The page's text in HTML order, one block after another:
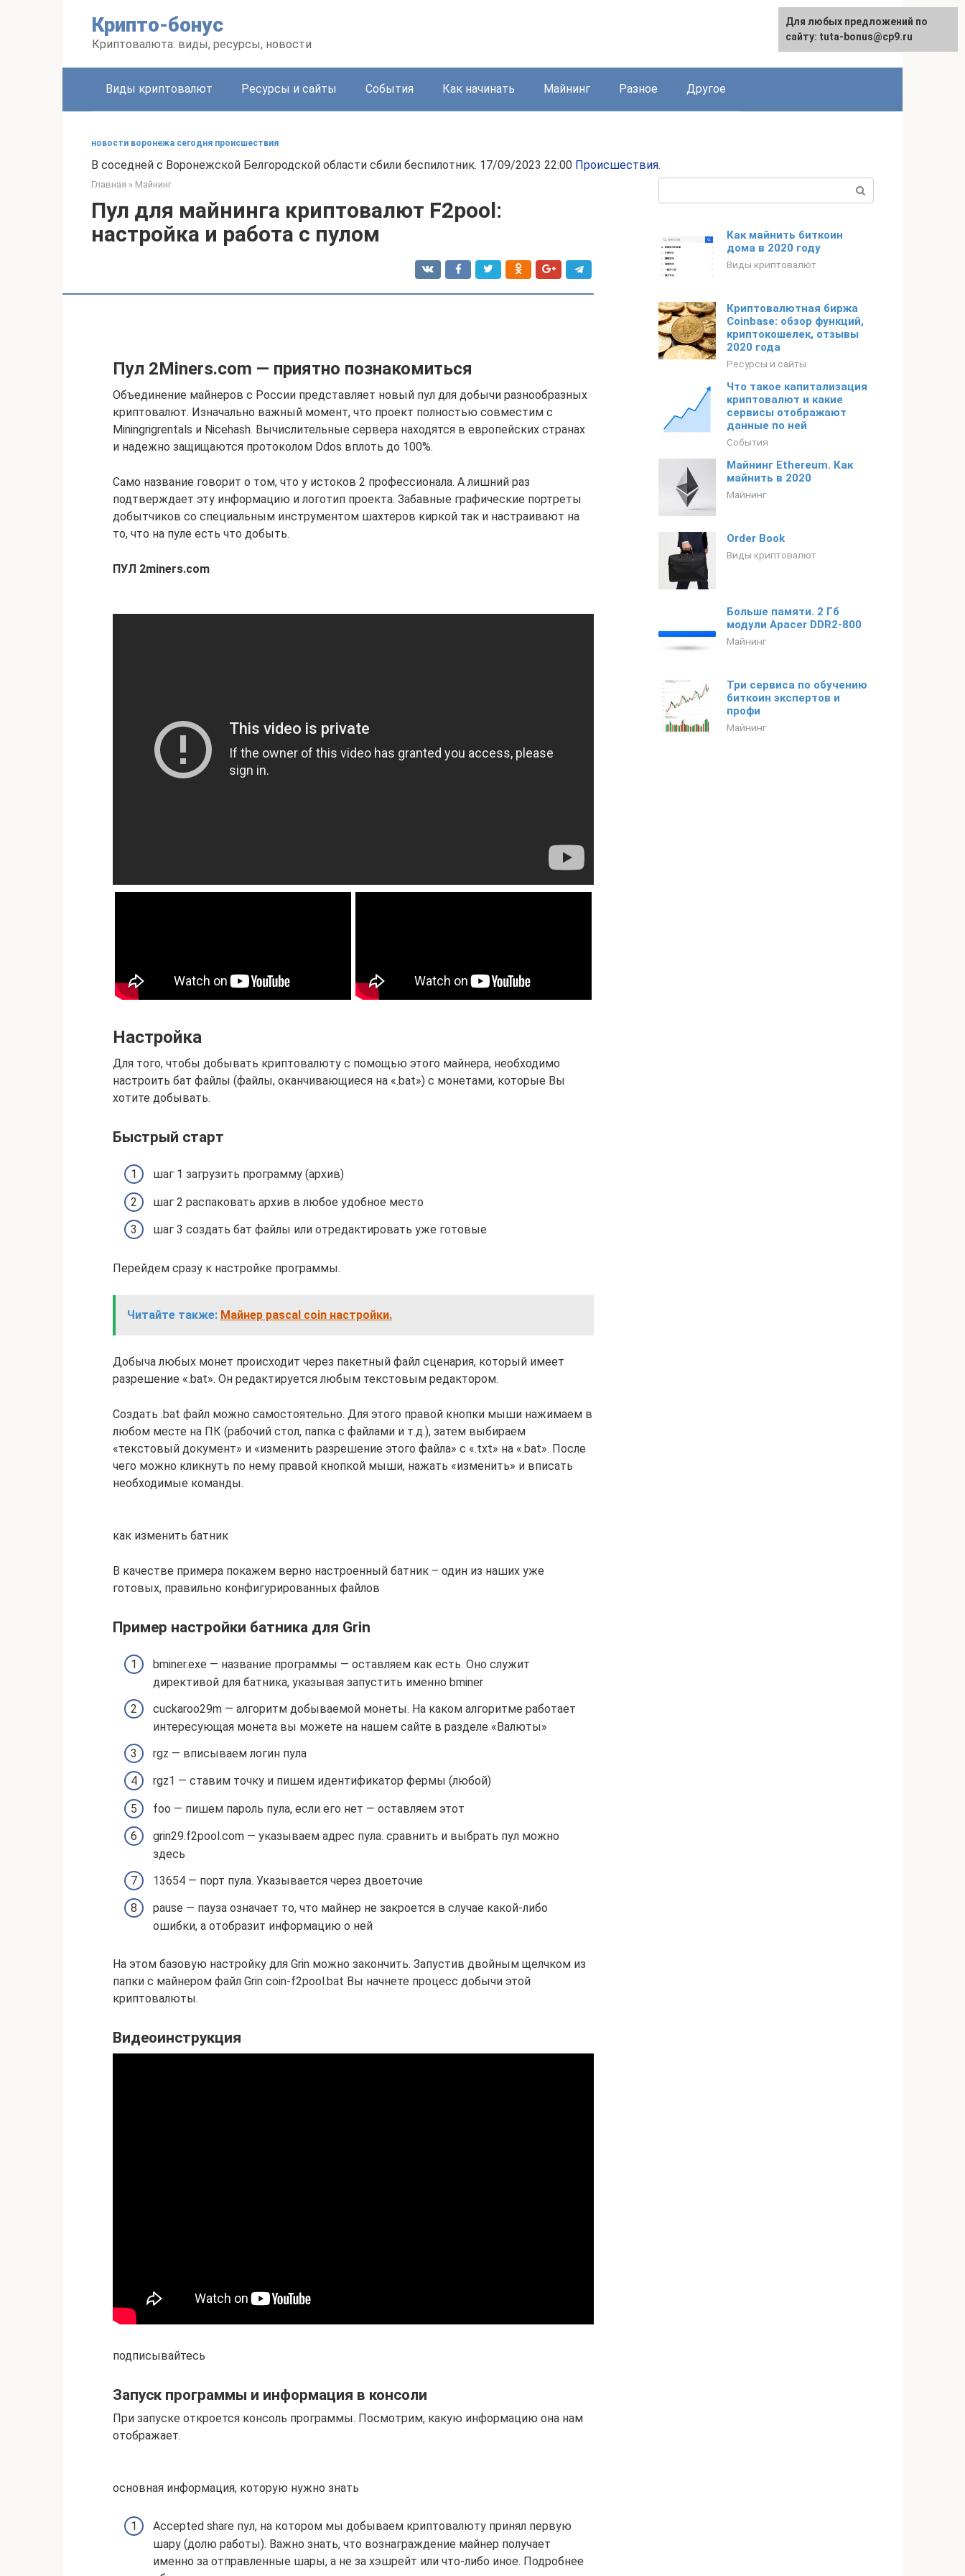
Крипто-бонус
Криптовалюта: виды, ресурсы, новости
Виды криптовалют Ресурсы и сайты События Как начинать Майнинг Разное Другое
новости воронежа сегодня происшествия
В соседней с Воронежской Белгородской области сбили беспилотник. 17/09/2023 22:00 Происшествия.
Главная » Майнинг
Пул для майнинга криптовалют F2pool:
настройка и работа с пулом
Пул 2Miners.com — приятно познакомиться
Объединение майнеров с России представляет новый пул для добычи разнообразных
криптовалют. Изначально важный момент, что проект полностью совместим с
Miningrigrentals и Nicehash. Вычислительные сервера находятся в европейских странах
и надежно защищаются протоколом Ddos вплоть до 100%.
Само название говорит о том, что у истоков 2 профессионала. А лишний раз
подтверждает эту информацию и логотип проекта. Забавные графические портреты
добытчиков со специальным инструментом шахтеров киркой так и настраивают на
то, что на пуле есть что добыть.
ПУЛ 2miners.com
Настройка
Для того, чтобы добывать криптовалюту с помощью этого майнера, необходимо
настроить бат файлы (файлы, оканчивающиеся на «.bat») с монетами, которые Вы
хотите добывать.
Быстрый старт
шаг 1 загрузить программу (архив)
шаг 2 распаковать архив в любое удобное место
шаг 3 создать бат файлы или отредактировать уже готовые
Перейдем сразу к настройке программы.
Читайте также: Майнер pascal coin настройки.
Добыча любых монет происходит через пакетный файл сценария, который имеет
разрешение «.bat». Он редактируется любым текстовым редактором.
Создать .bat файл можно самостоятельно. Для этого правой кнопки мыши нажимаем в
любом месте на ПК (рабочий стол, папка с файлами и т.д.), затем выбираем
«текстовый документ» и «изменить разрешение этого файла» с «.txt» на «.bat». После
чего можно кликнуть по нему правой кнопкой мыши, нажать «изменить» и вписать
необходимые команды.
как изменить батник
В качестве примера покажем верно настроенный батник – один из наших уже
готовых, правильно конфигурированных файлов
Пример настройки батника для Grin
bminer.exe — название программы — оставляем как есть. Оно служит
директивой для батника, указывая запустить именно bminer
cuckaroo29m — алгоритм добываемой монеты. На каком алгоритме работает
интересующая монета вы можете на нашем сайте в разделе «Валюты»
rgz — вписываем логин пула
rgz1 — ставим точку и пишем идентификатор фермы (любой)
foo — пишем пароль пула, если его нет — оставляем этот
grin29.f2pool.com — указываем адрес пула. сравнить и выбрать пул можно
здесь
13654 — порт пула. Указывается через двоеточие
pause — пауза означает то, что майнер не закроется в случае какой-либо
ошибки, а отобразит информацию о ней
На этом базовую настройку для Grin можно закончить. Запустив двойным щелчком из
папки с майнером файл Grin coin-f2pool.bat Вы начнете процесс добычи этой
криптовалюты.
Видеоинструкция
подписывайтесь
Запуск программы и информация в консоли
При запуске откроется консоль программы. Посмотрим, какую информацию она нам
отображает.
основная информация, которую нужно знать
Accepted share пул, на котором мы добываем криптовалюту принял первую
шару (долю работы). Важно знать, что вознаграждение майнер получает
именно за отправленные шары, а не за хэшрейт или что-либо иное. Подробнее
Как майнить биткоин
дома в 2020 году
Виды криптовалют
Криптовалютная биржа
Coinbase: обзор функций,
криптокошелек, отзывы
2020 года
Ресурсы и сайты
Что такое капитализация
криптовалют и какие
сервисы отображают
данные по ней
События
Майнинг Ethereum. Как
майнить в 2020
Майнинг
Order Book
Виды криптовалют
Больше памяти. 2 Гб
модули Apacer DDR2-800
Майнинг
Три сервиса по обучению
биткоин экспертов и
профи
Майнинг
Для любых предложений по
сайту: tuta-bonus@cp9.ru